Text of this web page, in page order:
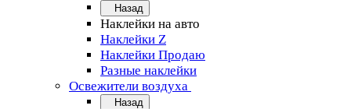
Назад
Наклейки на авто
Наклейки Z
Наклейки Продаю
Разные наклейки
Освежители воздуха
Назад